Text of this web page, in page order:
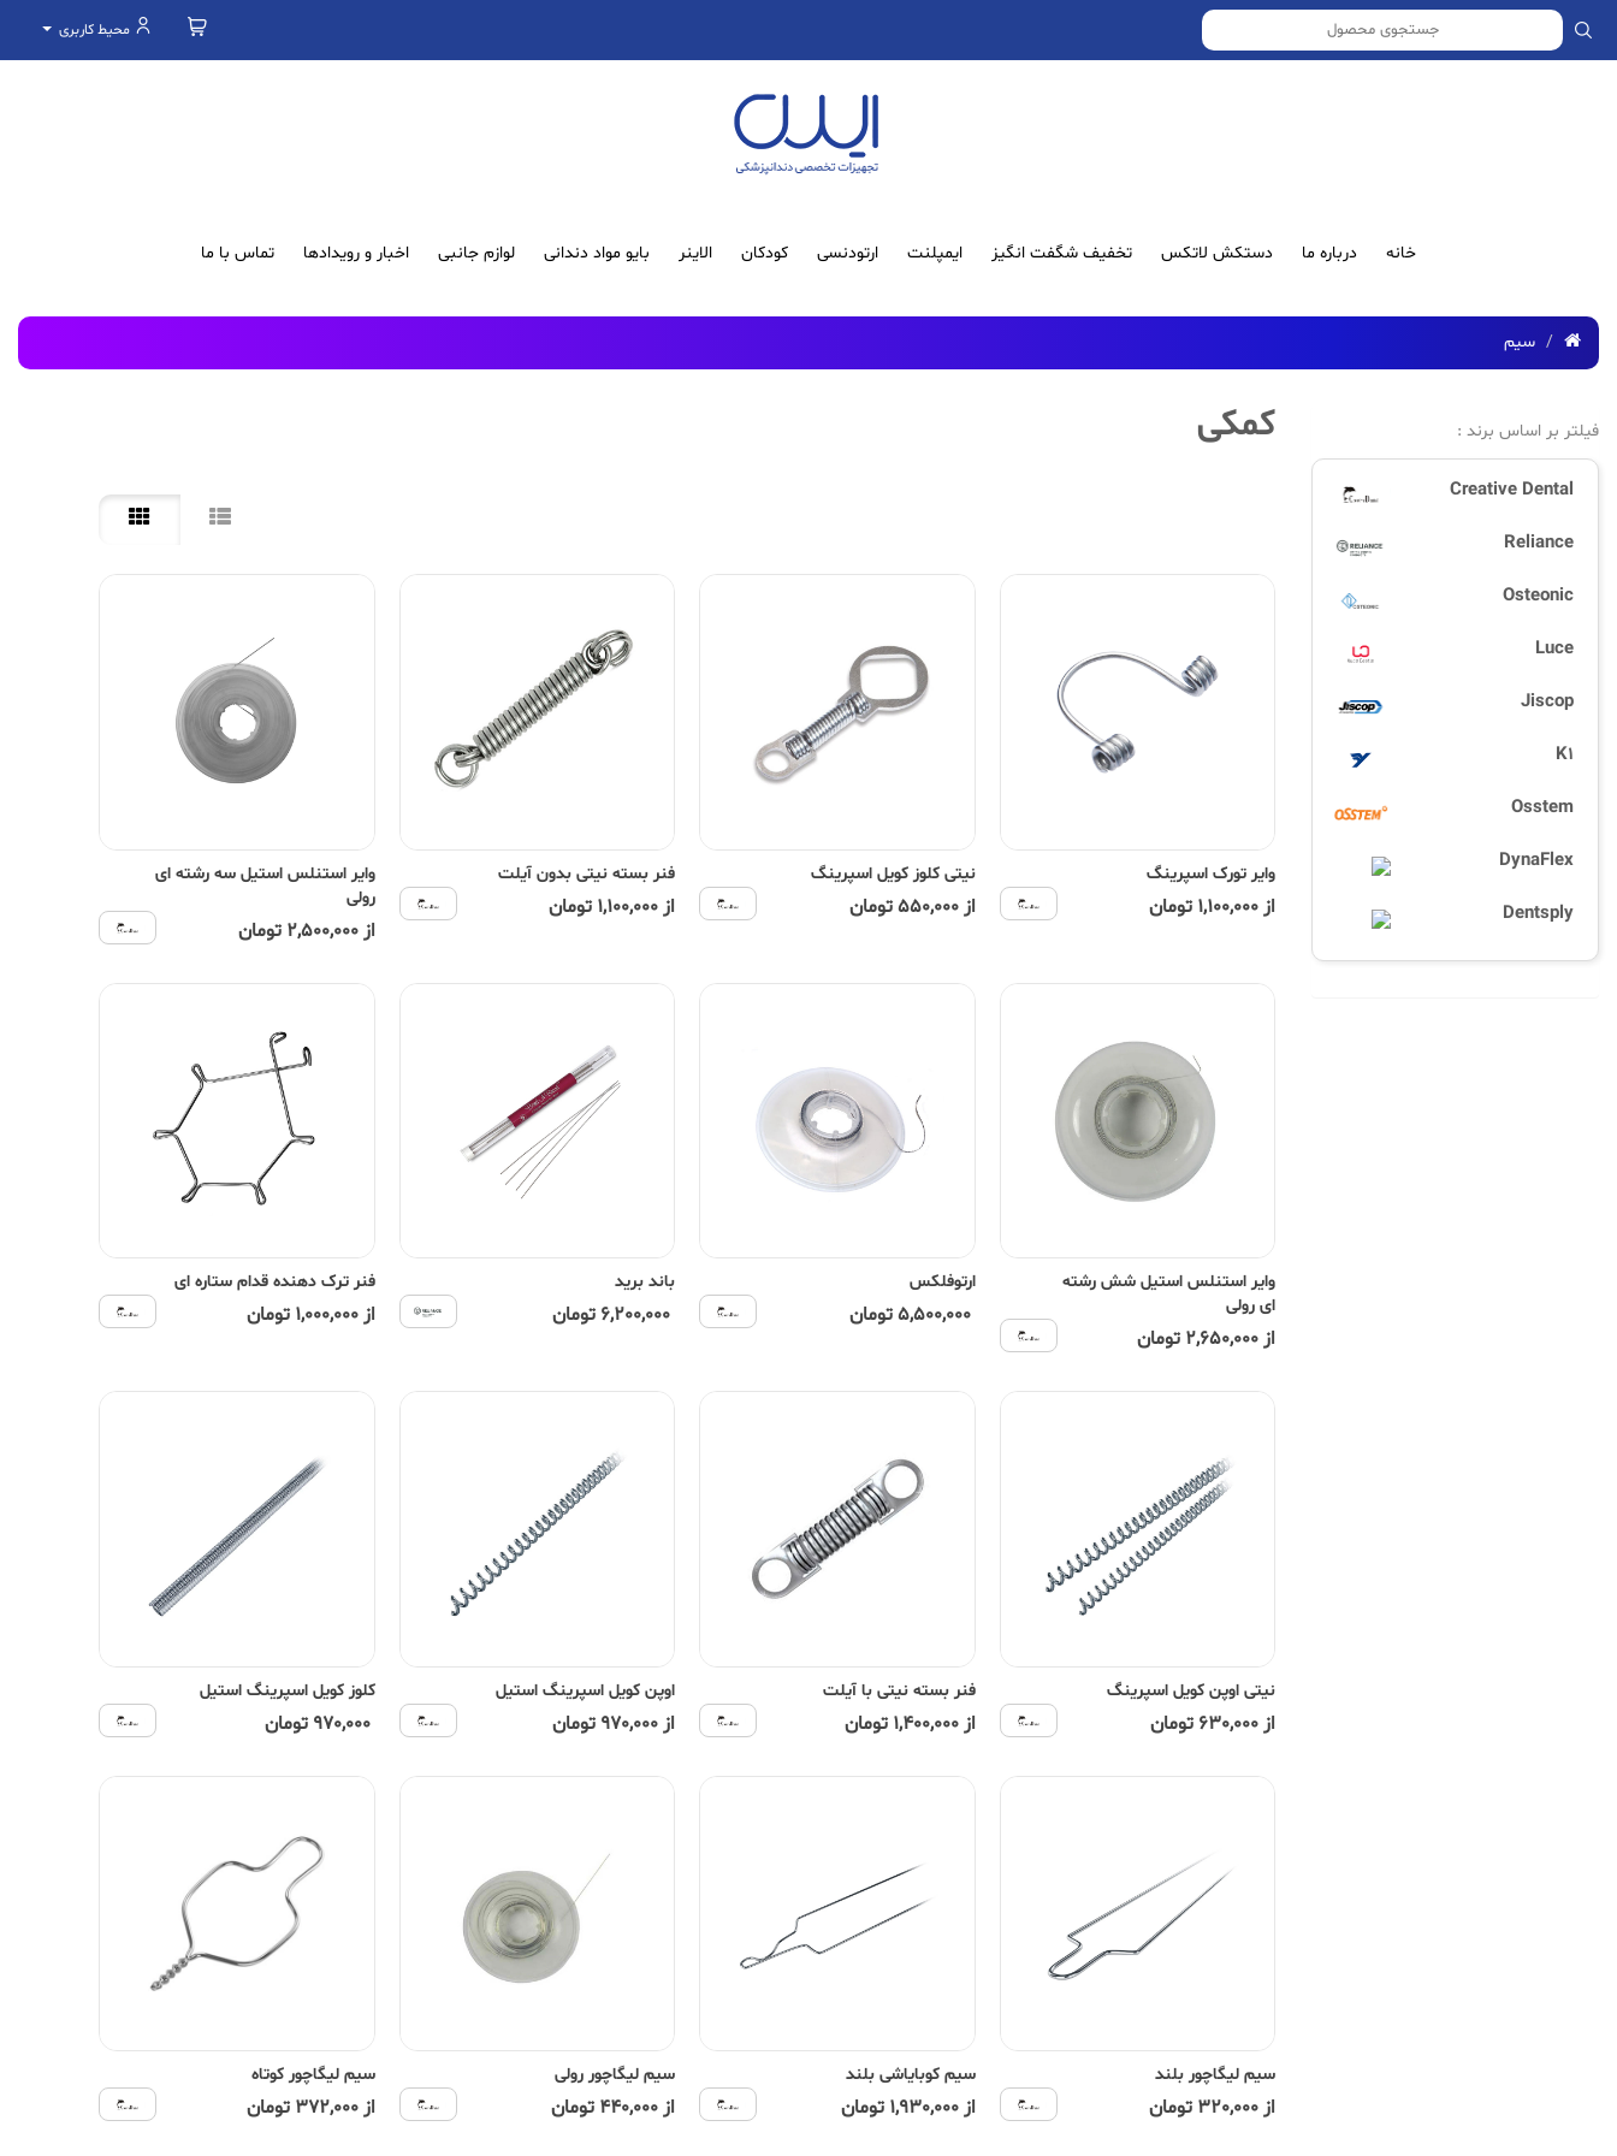
محیط کاربری
خانه درباره ما دستکش لاتکس تخفیف شگفت انگیز ایمپلنت ارتودنسی کودکان الاینر بایو مواد دندانی لوازم جانبی اخبار و رویدادها تماس با ما
سیم
فیلتر بر اساس برند :
Creative Dental
Reliance
Osteonic
Luce
Jiscop
K1
Osstem
DynaFlex
Dentsply
کمکی
وایر تورک اسپرینگ
از 1,100,000 تومان
نیتی کلوز کویل اسپرینگ
از 550,000 تومان
فنر بسته نیتی بدون آیلت
از 1,100,000 تومان
وایر استنلس استیل سه رشته ای
رولی
از 2,500,000 تومان
وایر استنلس استیل شش رشته
ای رولی
از 2,650,000 تومان
ارتوفلکس
5,500,000 تومان
باند برید فنر ترک دهنده قدام ستاره ای
از 1,000,000 تومان
نیتی اوپن کویل اسپرینگ
از 630,000 تومان
فنر بسته نیتی با آیلت
از 1,400,000 تومان
اوپن کویل اسپرینگ استیل
از 970,000 تومان
کلوز کویل اسپرینگ استیل
970,000 تومان
سیم لیگاچور بلند
از 320,000 تومان
سیم کوبایاشی بلند
از 1,930,000 تومان
سیم لیگاچور رولی
از 440,000 تومان
سیم لیگاچور کوتاه
از 372,000 تومان